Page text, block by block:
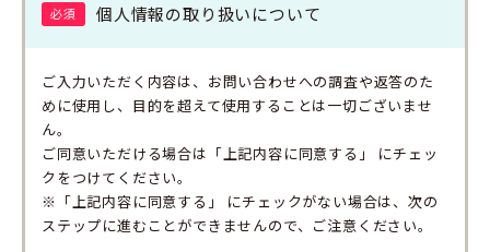
個人情報の取り扱いについて
必須
ご入力いただく内容は、お問い合わせへの調査や返答のた
めに使用し、目的を超えて使用することは一切ございませ
ん。
ご同意いただける場合は「上記内容に同意する」 にチェッ
クをつけてください。
※「上記内容に同意する」 にチェックがない場合は、次の
ステップに進むことができませんので、ご注意ください。